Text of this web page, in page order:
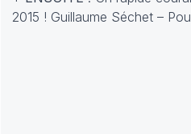
2015 ! Guillaume Séchet –